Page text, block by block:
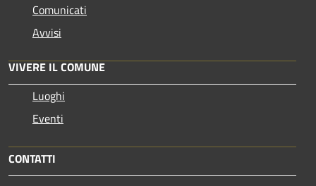
Comunicati
Avvisi
VIVERE IL COMUNE
Luoghi
Eventi
CONTATTI